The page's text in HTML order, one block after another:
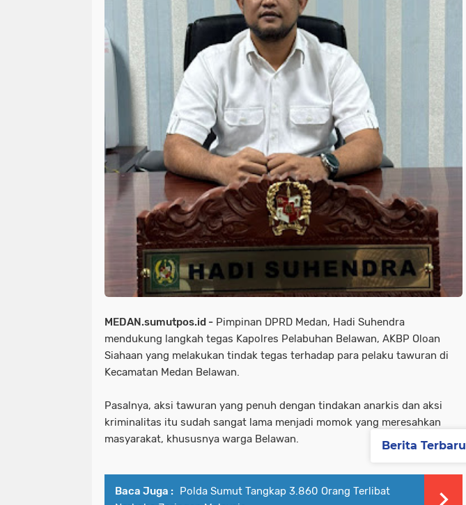
MEDAN.sumutpos.id - Pimpinan DPRD Medan, Hadi Suhendra
mendukung langkah tegas Kapolres Pelabuhan Belawan, AKBP Oloan
Siahaan yang melakukan tindak tegas terhadap para pelaku tawuran di
Kecamatan Medan Belawan.
Pasalnya, aksi tawuran yang penuh dengan tindakan anarkis dan aksi
kriminalitas itu sudah sangat lama menjadi momok yang meresahkan
masyarakat, khususnya warga Belawan.
Baca Juga : Polda Sumut Tangkap 3.860 Orang Terlibat
Berita Terbaru